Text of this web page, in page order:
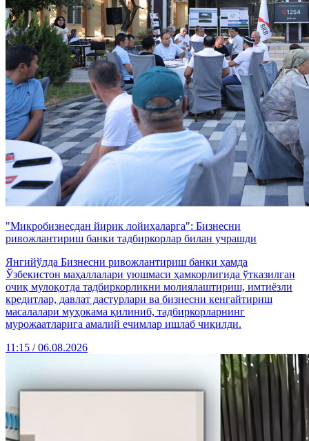
"Микробизнесдан йирик лойиҳаларга": Бизнесни
ривожлантириш банки тадбиркорлар билан учрашди
Янгийўлда Бизнесни ривожлантириш банки ҳамда
Ўзбекистон маҳаллалари уюшмаси ҳамкорлигида ўтказилган
очиқ мулоқотда тадбиркорликни молиялаштириш, имтиёзли
кредитлар, давлат дастурлари ва бизнесни кенгайтириш
масалалари муҳокама қилиниб, тадбиркорларнинг
мурожаатларига амалий ечимлар ишлаб чиқилди.
11:15 / 06.08.2026